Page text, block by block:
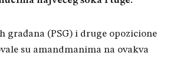
građana (PSG) i druge opozicione
su amandmanima na ovakva